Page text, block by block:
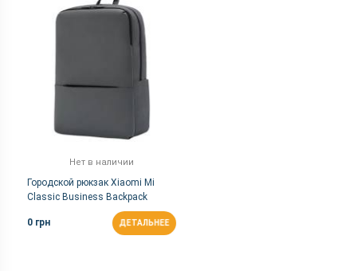
Нет в наличии
Городской рюкзак Xiaomi Mi
Classic Business Backpack
0 грн
ДЕТАЛЬНЕЕ